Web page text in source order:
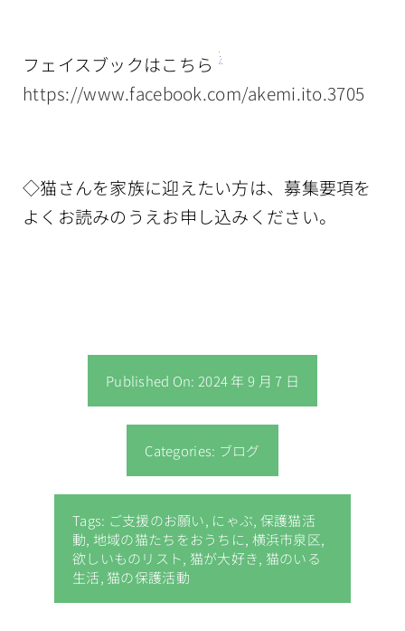
フェイスブックはこちら
https://www.facebook.com/akemi.ito.3705
◇猫さんを家族に迎えたい方は、募集要項を
よくお読みのうえお申し込みください。
Published On: 2024 年 9 月 7 日
Categories: ブログ
Tags: ご支援のお願い, にゃぶ, 保護猫活
動, 地域の猫たちをおうちに, 横浜市泉区,
欲しいものリスト, 猫が大好き, 猫のいる
生活, 猫の保護活動